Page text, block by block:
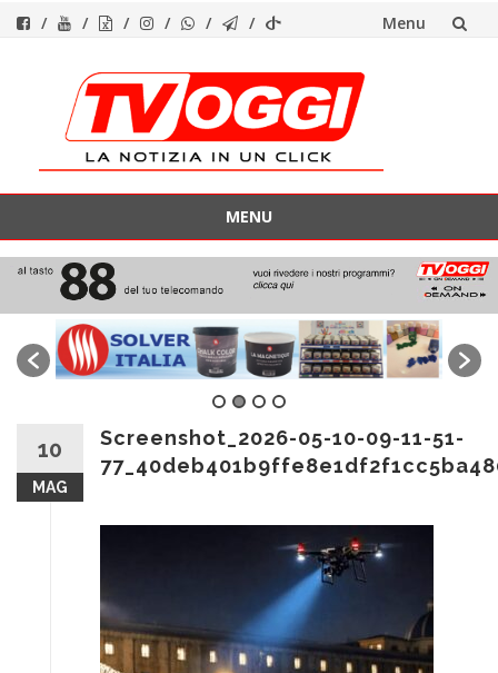
Menu
contenuto
MENU
contenuto
10
MAG
Screenshot_2026-05-10-09-11-51-